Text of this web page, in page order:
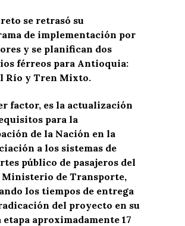
se retrasó su
de implementación por
y se planifican dos
férreos para Antioquia:
Río y Tren Mixto.
factor, es la actualización
para la
de la Nación en la
a los sistemas de
público de pasajeros del
Ministerio de Transporte,
los tiempos de entrega
del proyecto en su
aproximadamente 17